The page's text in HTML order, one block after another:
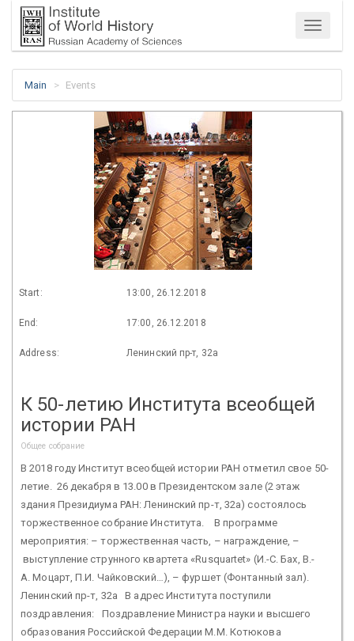
Menu
Main Events
Start: 13:00, 26.12.2018
End: 17:00, 26.12.2018
Address: Ленинский пр-т, 32а
К 50-летию Института всеобщей
истории РАН
Общее собрание
В 2018 году Институт всеобщей истории РАН отметил свое 50-
летие. 26 декабря в 13.00 в Президентском зале (2 этаж
здания Президиума РАН: Ленинский пр-т, 32а) состоялось
торжественное собрание Института. В программе
мероприятия: – торжественная часть, – награждение, –
выступление струнного квартета «Rusquartet» (И.-С. Бах, В.-
А. Моцарт, П.И. Чайковский…), – фуршет (Фонтанный зал).
Ленинский пр-т, 32а В адрес Института поступили
поздравления: Поздравление Министра науки и высшего
образования Российской Федерации М.М. Котюкова